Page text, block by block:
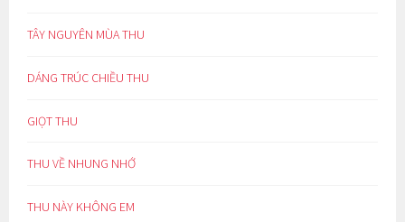
TÂY NGUYÊN MÙA THU
DÁNG TRÚC CHIỀU THU
GIỌT THU
THU VỀ NHUNG NHỚ
THU NÀY KHÔNG EM